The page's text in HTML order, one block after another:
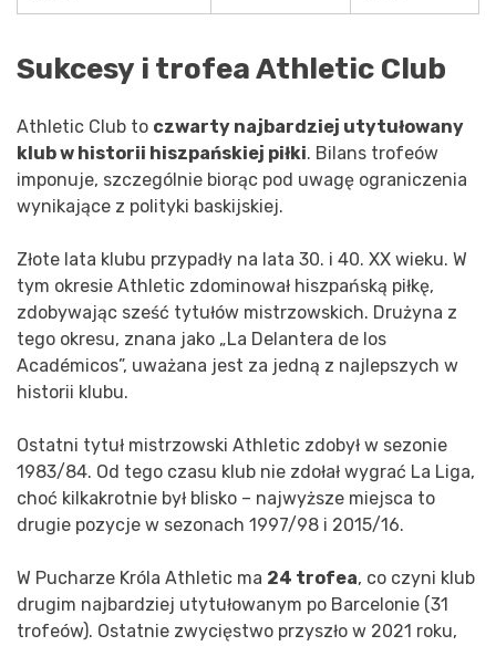
Sukcesy i trofea Athletic Club
Athletic Club to czwarty najbardziej utytułowany
klub w historii hiszpańskiej piłki. Bilans trofeów
imponuje, szczególnie biorąc pod uwagę ograniczenia
wynikające z polityki baskijskiej.
Złote lata klubu przypadły na lata 30. i 40. XX wieku. W
tym okresie Athletic zdominował hiszpańską piłkę,
zdobywając sześć tytułów mistrzowskich. Drużyna z
tego okresu, znana jako „La Delantera de los
Académicos”, uważana jest za jedną z najlepszych w
historii klubu.
Ostatni tytuł mistrzowski Athletic zdobył w sezonie
1983/84. Od tego czasu klub nie zdołał wygrać La Liga,
choć kilkakrotnie był blisko – najwyższe miejsca to
drugie pozycje w sezonach 1997/98 i 2015/16.
W Pucharze Króla Athletic ma 24 trofea, co czyni klub
drugim najbardziej utytułowanym po Barcelonie (31
trofeów). Ostatnie zwycięstwo przyszło w 2021 roku,